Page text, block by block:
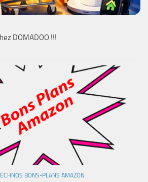
DOMADOO !!!
BONS-PLANS AMAZON